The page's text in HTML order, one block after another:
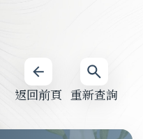
重新查詢
返回前頁